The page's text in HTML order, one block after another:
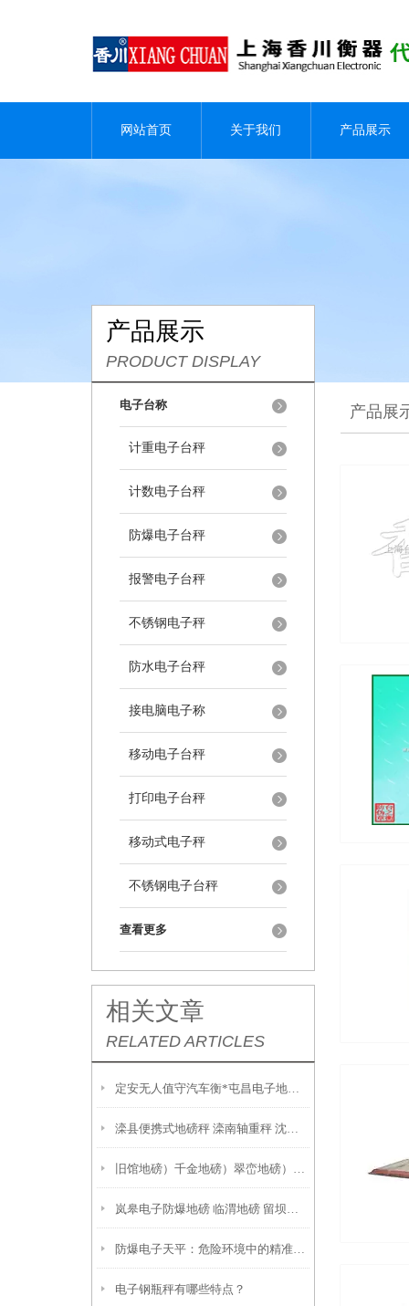
网站首页 关于我们 产品展示
产品展示
PRODUCT DISPLAY
电子台称
计重电子台秤
计数电子台秤
防爆电子台秤
报警电子台秤
不锈钢电子秤
防水电子台秤
接电脑电子称
移动电子台秤
打印电子台秤
移动式电子秤
不锈钢电子台秤
查看更多
相关文章
RELATED ARTICLES
定安无人值守汽车衡*屯昌电子地磅*梨树无人值守地磅*防爆液化气灌装秤
滦县便携式地磅秤 滦南轴重秤 沈阳汽车地磅
旧馆地磅）千金地磅）翠峦地磅）乌伊岭地磅
岚皋电子防爆地磅 临渭地磅 留坝电子隔爆磅秤
防爆电子天平：危险环境中的精准称量卫士
电子钢瓶秤有哪些特点？
产品展